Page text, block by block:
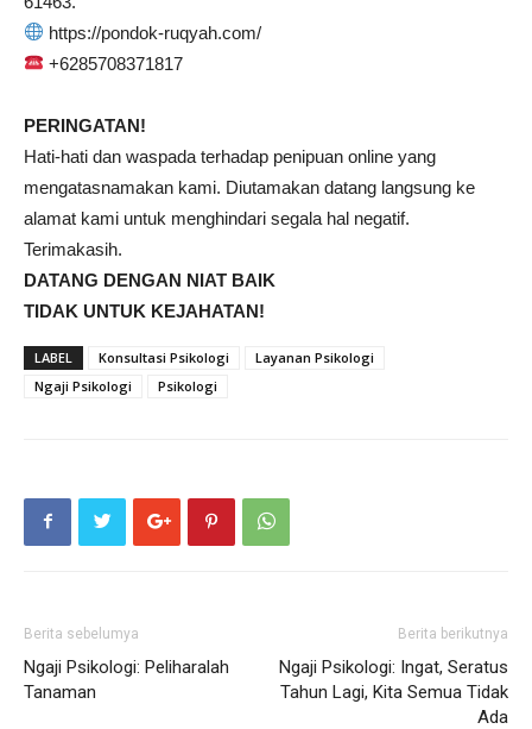
https://pondok-ruqyah.com/
+6285708371817
PERINGATAN!
Hati-hati dan waspada terhadap penipuan online yang
mengatasnamakan kami. Diutamakan datang langsung ke
alamat kami untuk menghindari segala hal negatif.
Terimakasih.
DATANG DENGAN NIAT BAIK
TIDAK UNTUK KEJAHATAN!
LABEL Konsultasi Psikologi
Layanan Psikologi
Ngaji Psikologi
Psikologi
Berita sebelumya
Ngaji Psikologi: Peliharalah
Tanaman
Berita berikutnya
Ngaji Psikologi: Ingat, Seratus
Tahun Lagi, Kita Semua Tidak
Ada